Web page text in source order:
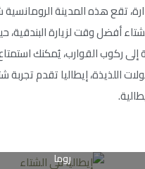
تقع هذه المدينة الرومانسية
أفضل وقت لزيارة
إلى ركوب القوارب، يُمكنك
اللذيذة، إيطاليا تقدم
روما